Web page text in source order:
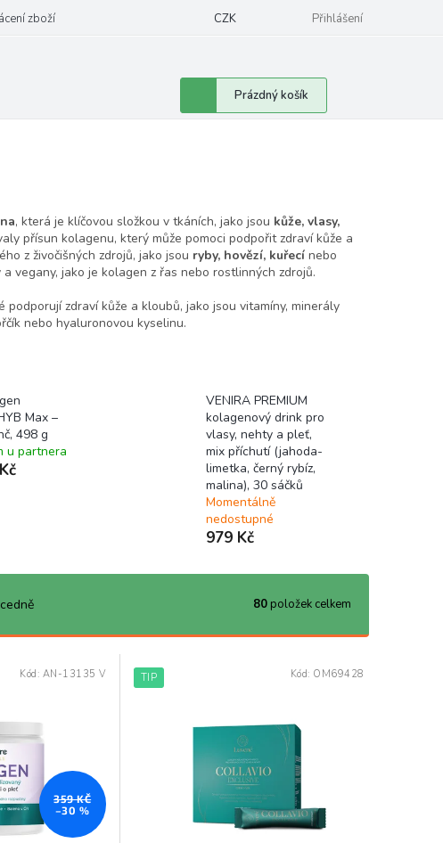
zboží CZK Přihlášení
Nákupní
košík
Prázdný košík
, která je klíčovou složkou v tkáních, jako jsou kůže, vlasy,
přísun kolagenu, který může pomoci podpořit zdraví kůže a
z živočišných zdrojů, jako jsou ryby, hovězí, kuřecí nebo
vegany, jako je kolagen z řas nebo rostlinných zdrojů.
zdraví kůže a kloubů, jako jsou vitamíny, minerály
nebo hyaluronovou kyselinu.
Max –
498 g
u partnera
VENIRA PREMIUM
kolagenový drink pro
vlasy, nehty a pleť,
mix příchutí (jahoda-
limetka, černý rybíz,
malina), 30 sáčků
Momentálně
nedostupné
979 Kč
80 položek celkem
359 KČ
–30 %
Kód: AN-13135 V TIP Kód: OM69428